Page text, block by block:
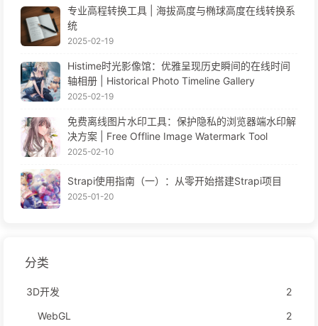
专业高程转换工具 | 海拔高度与椭球高度在线转换系
统
2025-02-19
Histime时光影像馆：优雅呈现历史瞬间的在线时间
轴相册 | Historical Photo Timeline Gallery
2025-02-19
免费离线图片水印工具：保护隐私的浏览器端水印解
决方案 | Free Offline Image Watermark Tool
2025-02-10
Strapi使用指南（一）：从零开始搭建Strapi项目
2025-01-20
分类
3D开发
2
WebGL
2